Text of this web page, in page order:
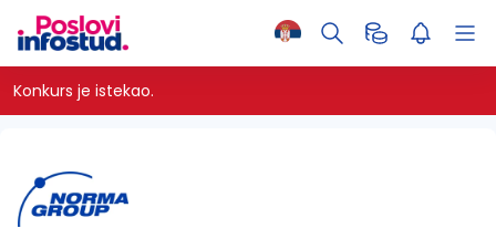
Konkurs je istekao.